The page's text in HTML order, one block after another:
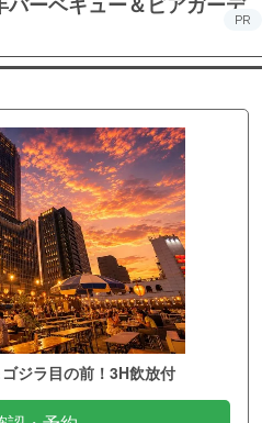
PR
ジラ目の前！3H飲放付